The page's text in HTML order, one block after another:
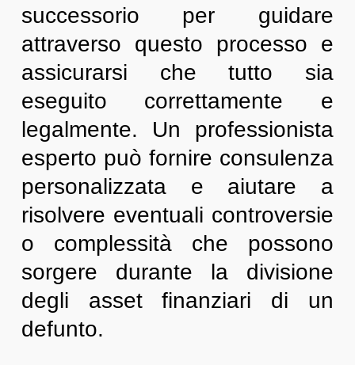
successorio per guidare
attraverso questo processo e
assicurarsi che tutto sia
eseguito correttamente e
legalmente. Un professionista
esperto può fornire consulenza
personalizzata e aiutare a
risolvere eventuali controversie
o complessità che possono
sorgere durante la divisione
degli asset finanziari di un
defunto.